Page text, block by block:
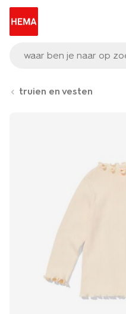
waar ben je naar op
truien en vesten